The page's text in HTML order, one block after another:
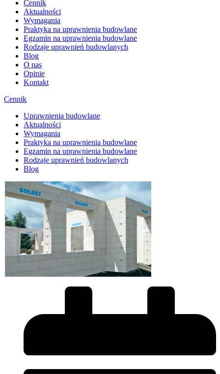
Cennik
Aktualności
Wymagania
Praktyka na uprawnienia budowlane
Egzamin na uprawnienia budowlane
Rodzaje uprawnień budowlanych
Blog
O nas
Opinie
Kontakt
Cennik
Uprawnienia budowlane
Aktualności
Wymagania
Praktyka na uprawnienia budowlane
Egzamin na uprawnienia budowlane
Rodzaje uprawnień budowlanych
Blog